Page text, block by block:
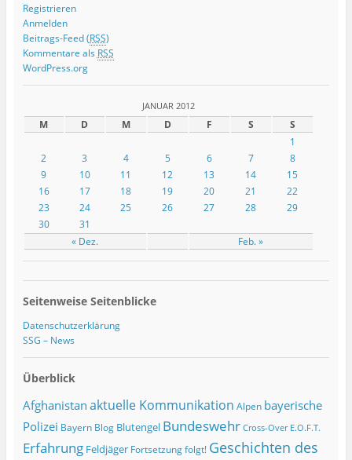
Registrieren
Anmelden
Beitrags-Feed (RSS)
Kommentare als RSS
WordPress.org
JANUAR 2012
M D M D F S S
« Dez. Feb. »
1
2
3 4 5 6 7
8
9
10 11 12 13 14
15
16
17 18 19 20 21
22
23
24 25 26 27 28
29
30
31
Seitenweise Seitenblicke
Datenschutzerklärung
SSG – News
Überblick
Afghanistanaktuelle Kommunikation Alpen bayerische
Polizei Bayern Blog Blutengel Bundeswehr Cross-Over E.O.F.T.
Erfahrung Feldjäger Fortsetzung folgt! Geschichten des